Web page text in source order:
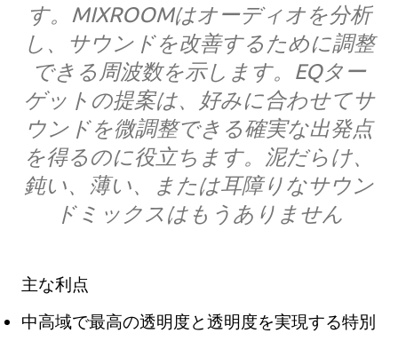
す。MIXROOMはオーディオを分析
し、サウンドを改善するために調整
できる周波数を示します。EQター
ゲットの提案は、好みに合わせてサ
ウンドを微調整できる確実な出発点
を得るのに役立ちます。泥だらけ、
鈍い、薄い、または耳障りなサウン
ドミックスはもうありません
主な利点
中高域で最高の透明度と透明度を実現する特別